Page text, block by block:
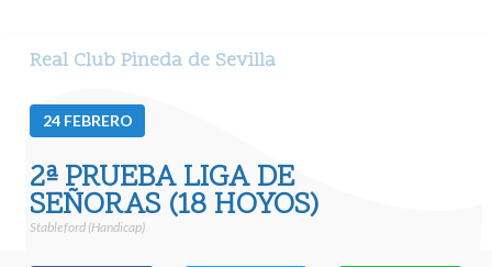
Real Club Pineda de Sevilla
24 FEBRERO
2ª PRUEBA LIGA DE
SEÑORAS (18 HOYOS)
Stableford (Handicap)